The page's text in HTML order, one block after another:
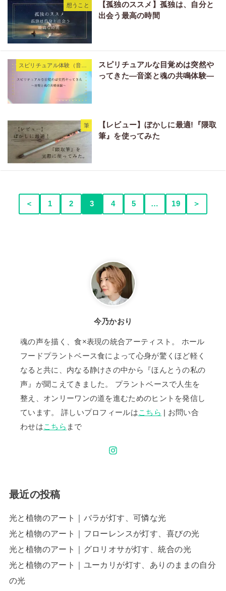
想うこと
【孤独のススメ】孤独は、自分と
出会う最高の時間
スピリチュアルな目覚めは突然や
ってきた―音楽と魂の共鳴体験―
筆
【レビュー】ぼかしに最適!『隈取
筆』を使ってみた
＜ 1 2 3 4 5 … 19 ＞
今乃かおり
魂の声を描く、食×表現の統合アーティスト。 ホール
フードプラントベース食によって心身が驚くほど軽く
なると共に、内なる静けさの中から『ほんとうの私の
声』が聞こえてきました。 プラントベースで人生を
整え、オンリーワンの道を進むためのヒントを発信し
ています。 詳しいプロフィールはこちら
| お問い合
わせはこちら まで
最近の投稿
光と植物のアート｜バラが灯す、可憐な光
光と植物のアート｜フローレンスが灯す、喜びの光
光と植物のアート｜グロリオサが灯す、統合の光
光と植物のアート｜ユーカリが灯す、ありのままの自分
の光